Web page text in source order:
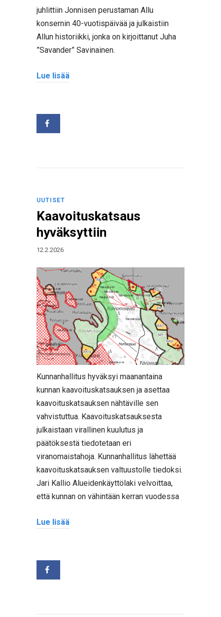
juhlittiin Jonnisen perustaman Allu
konsernin 40-vuotispäivää ja julkaistiin
Allun historiikki, jonka on kirjoittanut Juha
”Savander” Savinainen.
Lue lisää
UUTISET
Kaavoituskatsaus
hyväksyttiin
12.2.2026
Kunnanhallitus hyväksyi maanantaina
kunnan kaavoituskatsauksen ja asettaa
kaavoituskatsauksen nähtäville sen
vahvistuttua. Kaavoituskatsauksesta
julkaistaan virallinen kuulutus ja
päätöksestä tiedotetaan eri
viranomaistahoja. Kunnanhallitus lähettää
kaavoituskatsauksen valtuustolle tiedoksi.
Jari Kallio Alueidenkäyttölaki velvoittaa,
että kunnan on vähintään kerran vuodessa
Lue lisää